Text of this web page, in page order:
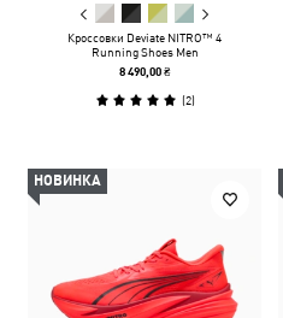
Кроссовки Deviate NITRO™ 4
Running Shoes Men
8 490,00 ₴
(2)
НОВИНКА